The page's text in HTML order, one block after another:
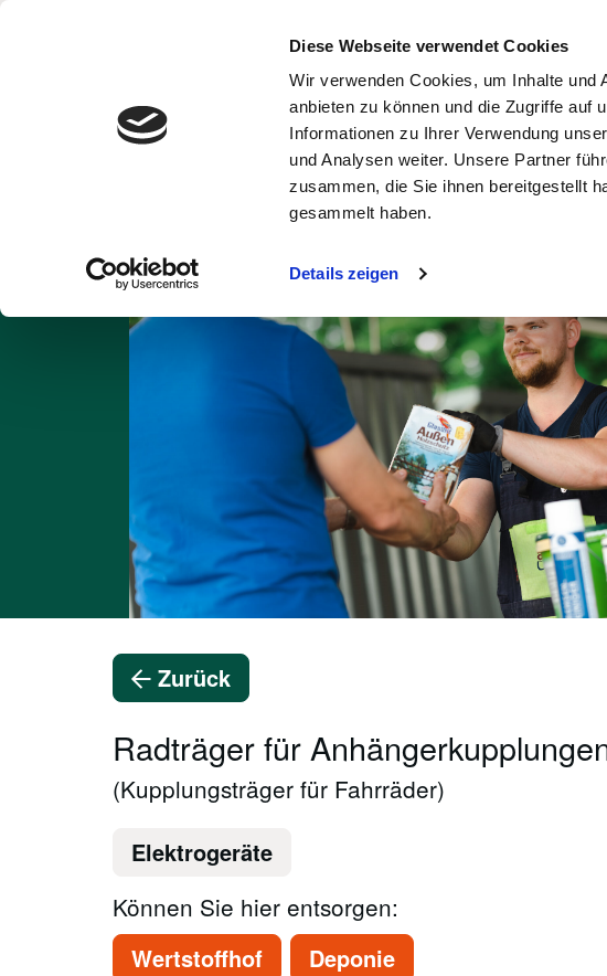
Diese Webseite verwendet Cookies
Wir verwenden Cookies, um Inhalte und
anbieten zu können und die Zugriffe auf
Informationen zu Ihrer Verwendung
und Analysen weiter. Unsere Partner
zusammen, die Sie ihnen bereitgestellt
gesammelt haben.
Details zeigen
Abfälle und
Wertstoffe
Entsorgung und
Recycling
Startseite Abfall ABC
Zurück
Radträger für
(Kupplungsträger für Fahrräder)
Elektrogeräte
Können Sie hier entsorgen:
Wertstoffhof Deponie